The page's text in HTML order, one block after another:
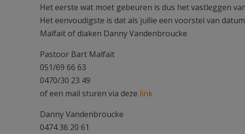
Het eerste wat moet gebeuren is dus het vastleggen
Het eenvoudigste is dat als jullie een voorstel van
Malfait of diaken Danny Vandenbroucke
Pastoor Bart Malfait
051/69 66 63
0470/30 23 49
of een mail sturen via deze link
Danny Vandenbroucke
0474 36 20 61